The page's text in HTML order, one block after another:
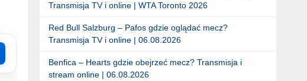
Transmisja TV i online | WTA Toronto 2026
Red Bull Salzburg – Pafos gdzie oglądać mecz?
Transmisja TV i online | 06.08.2026
Benfica – Hearts gdzie obejrzeć mecz? Transmisja i
stream online | 06.08.2026